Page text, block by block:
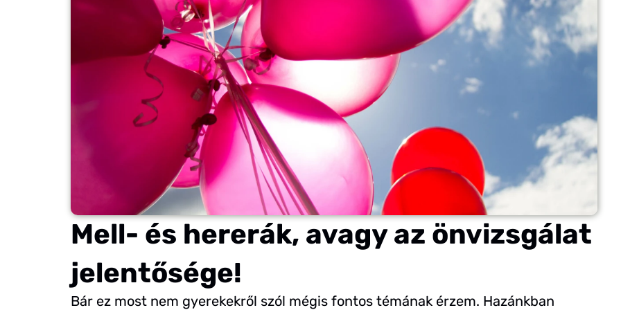
Mell- és hererák, avagy az önvizsgálat
jelentősége!
Bár ez most nem gyerekekről szól mégis fontos témának érzem. Hazánkban